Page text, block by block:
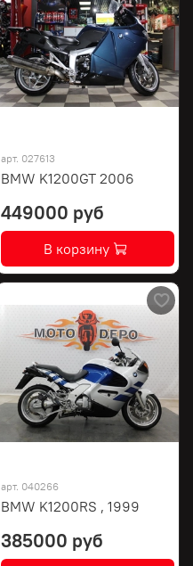
арт. 027613
BMW K1200GT 2006
449000 руб
В корзину
арт. 040266
BMW K1200RS , 1999
385000 руб